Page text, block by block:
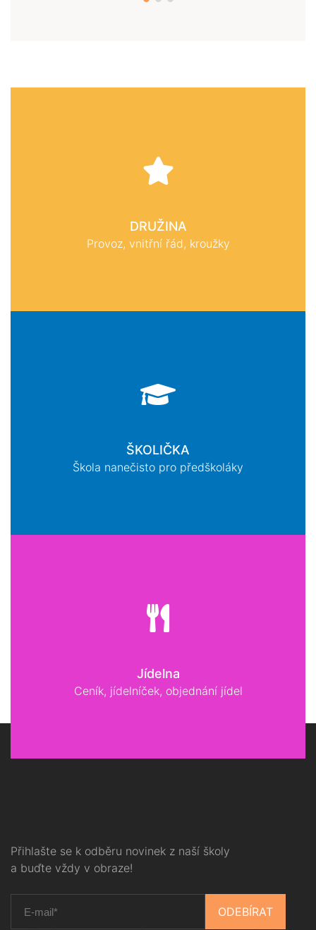
DRUŽINA
Provoz, vnitřní řád, kroužky
ŠKOLIČKA
Škola nanečisto pro předškoláky
Jídelna
Ceník, jídelníček, objednání jídel
Přihlašte se k odběru novinek z naší školy
a buďte vždy v obraze!
ODEBÍRAT